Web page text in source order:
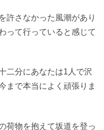
許さなかった風潮があり
って行っていると感じて
二分にあなたは1人で沢
まで本当によく頑張りま
荷物を抱えて坂道を登っ